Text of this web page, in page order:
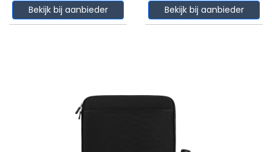
Bekijk bij aanbieder Bekijk bij aanbieder